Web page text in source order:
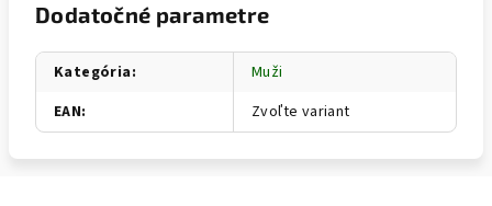
Dodatočné parametre
Kategória:
Muži
EAN: Zvoľte variant